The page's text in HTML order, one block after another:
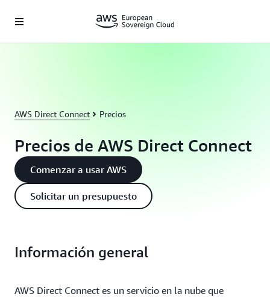
AWS Direct Connect Precios
Precios de AWS Direct Connect
Comenzar a usar AWS
Solicitar un presupuesto
Información general
AWS Direct Connect es un servicio en la nube que